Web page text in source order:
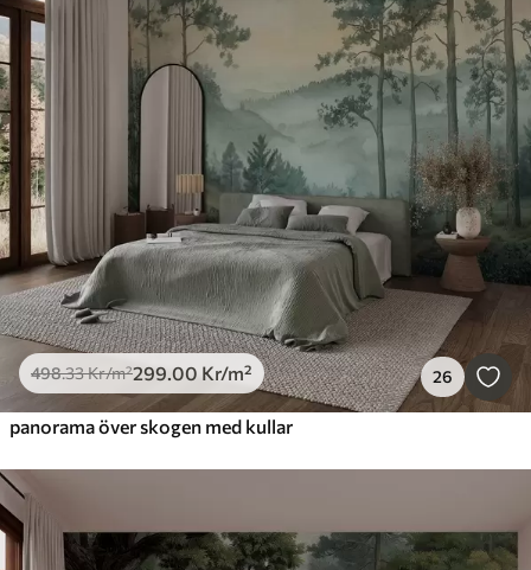
498.33Kr/m²299.00 Kr/m² 26
panorama över skogen med kullar